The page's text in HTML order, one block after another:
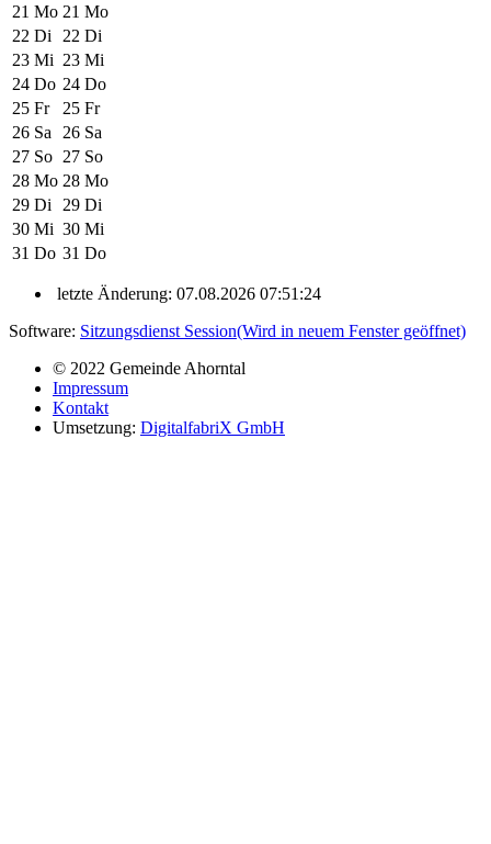
21 Mo 21 Mo
22 Di 22 Di
23 Mi 23 Mi
24 Do 24 Do
25 Fr 25 Fr
26 Sa 26 Sa
27 So 27 So
28 Mo 28 Mo
29 Di 29 Di
30 Mi 30 Mi
31 Do 31 Do
letzte Änderung: 07.08.2026 07:51:24
Software: Sitzungsdienst Session(Wird in neuem Fenster geöffnet)
© 2022 Gemeinde Ahorntal
Impressum
Kontakt
Umsetzung: DigitalfabriX GmbH